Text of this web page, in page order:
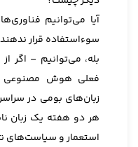
آیا می‌توانیم
سوءاستفاده قرار
بله، می‌توانیم –
فعلی هوش مصنوعی
زبان‌های بومی در
هر دو هفته یک زبان
استعمار و سیاست‌های